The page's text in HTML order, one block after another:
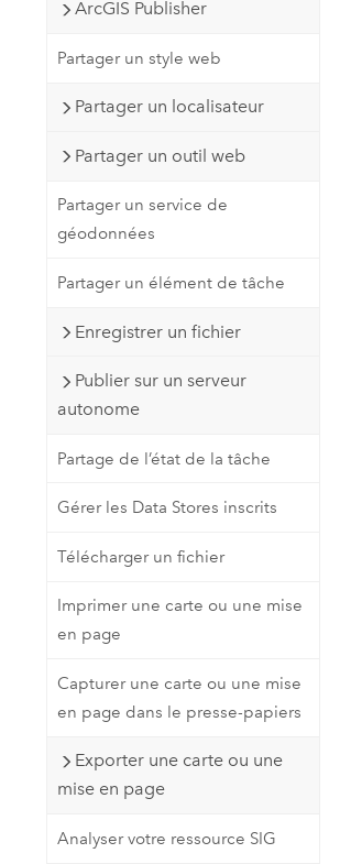
ArcGIS Publisher
Partager un style web
Partager un localisateur
Partager un outil web
Partager un service de
géodonnées
Partager un élément de tâche
Enregistrer un fichier
Publier sur un serveur
autonome
Partage de l’état de la tâche
Gérer les Data Stores inscrits
Télécharger un fichier
Imprimer une carte ou une mise
en page
Capturer une carte ou une mise
en page dans le presse-papiers
Exporter une carte ou une
mise en page
Analyser votre ressource SIG